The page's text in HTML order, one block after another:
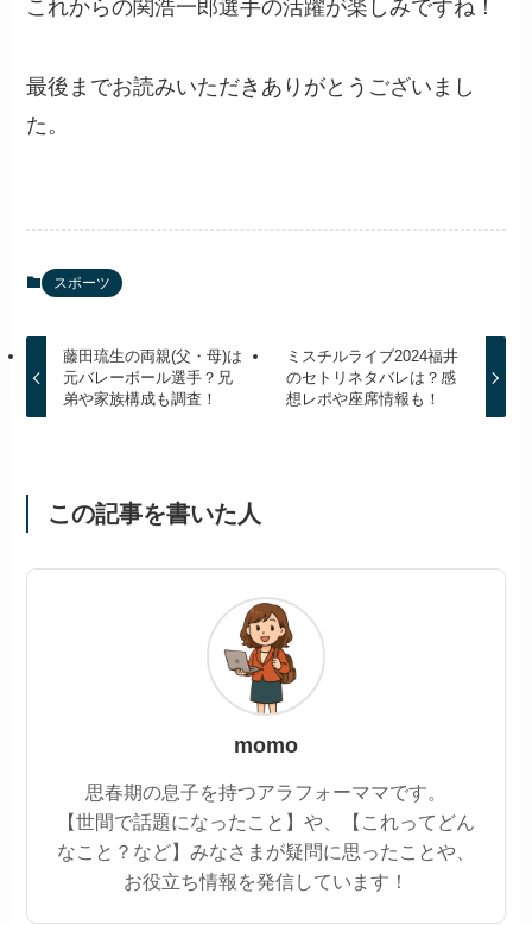
これからの関浩一郎選手の活躍が楽しみですね！
最後までお読みいただきありがとうございまし
た。
スポーツ
藤田琉生の両親(父・母)は
元バレーボール選手？兄
弟や家族構成も調査！
ミスチルライブ2024福井
のセトリネタバレは？感
想レポや座席情報も！
この記事を書いた人
momo
思春期の息子を持つアラフォーママです。
【世間で話題になったこと】や、【これってどん
なこと？など】みなさまが疑問に思ったことや、
お役立ち情報を発信しています！